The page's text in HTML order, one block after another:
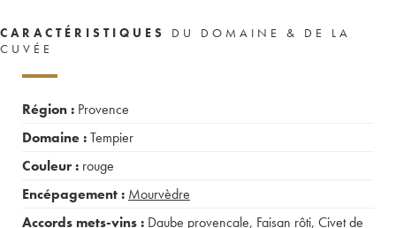
CARACTÉRISTIQUES
DU DOMAINE & DE LA
CUVÉE
Région : Provence
Domaine :Tempier
Couleur : rouge
Encépagement : Mourvèdre
Accords mets-vins : Daube provençale, Faisan rôti, Civet de